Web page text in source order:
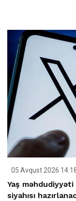
05 Avqust 2026
Yaş
siyahısı